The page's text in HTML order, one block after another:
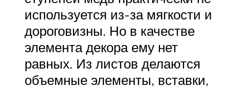
используется из-за мягкости и
дороговизны. Но в качестве
элемента декора ему нет
равных. Из листов делаются
объемные элементы, вставки,